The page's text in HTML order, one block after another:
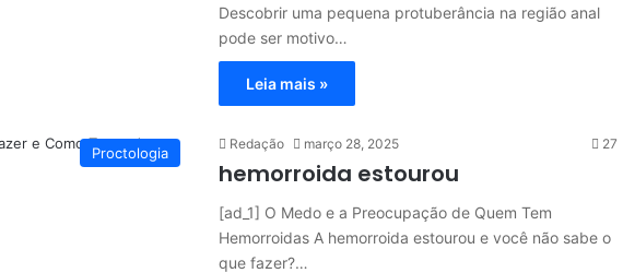
Descobrir uma pequena protuberância na região anal
pode ser motivo…
Leia mais »
Proctologia
Redação março 28, 2025 27
hemorroida estourou
[ad_1] O Medo e a Preocupação de Quem Tem
Hemorroidas A hemorroida estourou e você não sabe o
que fazer?…